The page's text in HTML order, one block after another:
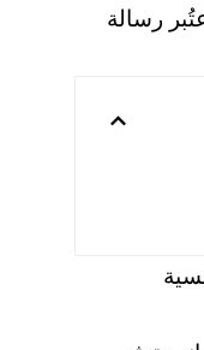
رسالة